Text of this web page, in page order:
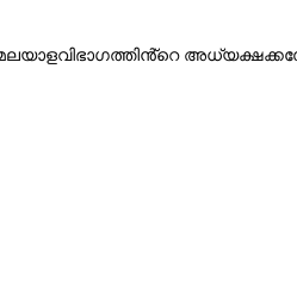
മലയാളവിഭാഗത്തിൻ്റെ